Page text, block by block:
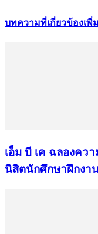
บทความที่เกี่ยวข้องเพิ่
เอ็ม บี เค ฉลองคว
นิสิตนักศึกษาฝึกงา